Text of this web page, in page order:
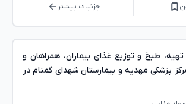
جزئیات بیشتر
طبخ و توزیع غذای بیماران، همراهان و
پزشکی مهدیه و بیمارستان شهدای گمنام در